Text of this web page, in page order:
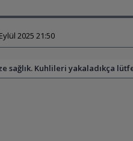
2025 21:50
sağlık. Kuhlileri yakaladıkça